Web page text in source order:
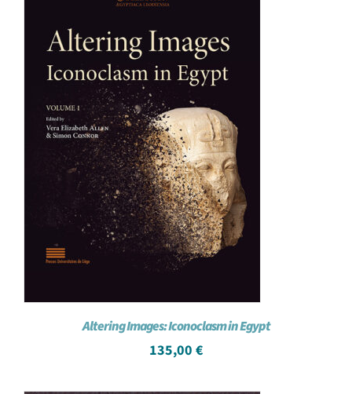
Altering Images: Iconoclasm in Egypt
135,00 €